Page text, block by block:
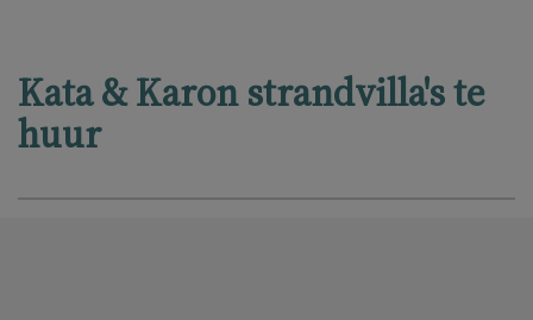
Kata & Karon strandvilla's te
huur